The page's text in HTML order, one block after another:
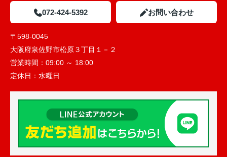
072-424-5392 お問い合わせ
〒598-0045
大阪府泉佐野市松原３丁目１－２
営業時間： 09:00 ～ 18:00
定休日： 水曜日